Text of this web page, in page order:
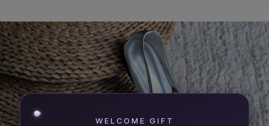
WELCOME GIFT